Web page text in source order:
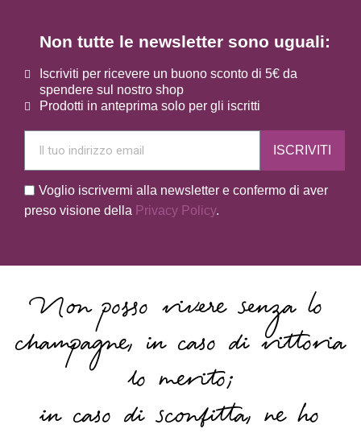
Non tutte le newsletter sono uguali:
Iscriviti per ricevere un buono sconto di 5€ da
spendere sul nostro shop
Prodotti in anteprima solo per gli iscritti
ISCRIVITI
Voglio iscrivermi alla newsletter e confermo di aver
preso visione della Privacy Policy.
Non posso vivere senza lo
champagne, in caso di vittoria
lo merito;
in caso di sconfitta, ne ho